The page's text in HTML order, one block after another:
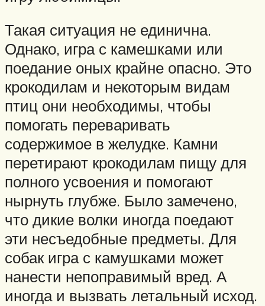
Такая ситуация не единична.
Однако, игра с камешками или
поедание оных крайне опасно. Это
крокодилам и некоторым видам
птиц они необходимы, чтобы
помогать переваривать
содержимое в желудке. Камни
перетирают крокодилам пищу для
полного усвоения и помогают
нырнуть глубже. Было замечено,
что дикие волки иногда поедают
эти несъедобные предметы. Для
собак игра с камушками может
нанести непоправимый вред. А
иногда и вызвать летальный исход.